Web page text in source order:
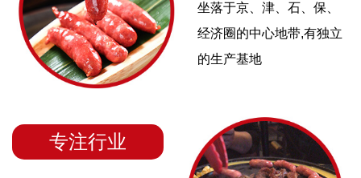
坐落于京、津、石、保、
经济圈的中心地带,有独立
的生产基地
专注行业